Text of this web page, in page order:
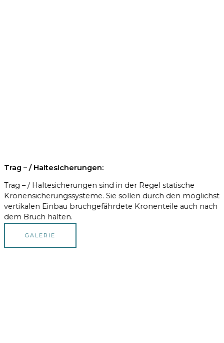
Trag – / Haltesicherungen:
Trag – / Haltesicherungen sind in der Regel statische
Kronensicherungssysteme. Sie sollen durch den möglichst
vertikalen Einbau bruchgefährdete Kronenteile auch nach
dem Bruch halten.
GALERIE